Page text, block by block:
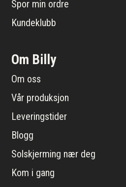
Spor min ordre
Kundeklubb
Om Billy
Om oss
Vår produksjon
Leveringstider
Blogg
Solskjerming nær deg
Kom i gang